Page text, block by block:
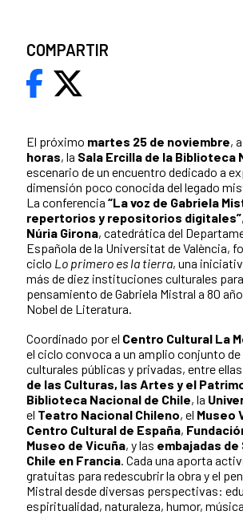
El próximo martes 25 de noviembre,
horas, la Sala Ercilla de la Biblioteca
escenario de un encuentro dedicado a
dimensión poco conocida del legado
La conferencia “La voz de Gabriela
repertorios y repositorios digitales”
Núria Girona, catedrática del
Española de la Universitat de València,
ciclo Lo primero es la tierra, una
más de diez instituciones culturales
pensamiento de Gabriela Mistral a 80
Nobel de Literatura.
Coordinado por el Centro Cultural La
el ciclo convoca a un amplio conjunto
culturales públicas y privadas, entre ellas
de las Culturas, las Artes y el
Biblioteca Nacional de Chile, la
el Teatro Nacional Chileno, el Museo
Centro Cultural de España,
Museo de Vicuña, y las embajadas de
Chile en Francia. Cada una aporta
gratuitas para redescubrir la obra y el
Mistral desde diversas perspectivas:
espiritualidad, naturaleza, humor,
COMPARTIR